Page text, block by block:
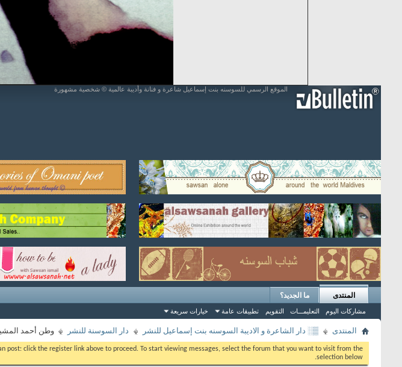
الموقع الرسمي للسوسنه بنت إسماعيل شاعرة و فنانة وأديبة عالمية © شخصية مشهورة
المنتدى
مشاركات اليوم التعليمـــات التقويم تطبيقات عامة خيارات سريعة
ما الجديد؟
المنتدى ▒░ دار الشاعرة و الاديبة السوسنه بنت إسماعيل للنشر دار السوسنة للنشر وطن أحمد
post: click the register link above to proceed. To start viewing messages, select the forum that you want to visit from the
selection below.